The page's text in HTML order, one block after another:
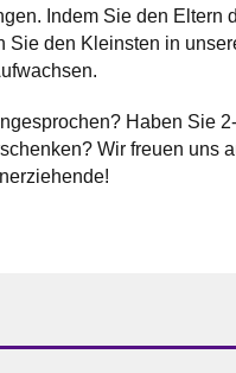
Indem Sie den Eltern
Sie den Kleinsten in
Haben Sie
Wir freuen uns